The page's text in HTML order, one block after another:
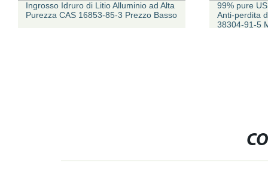
Ingrosso Idruro di Litio Alluminio ad Alta
Purezza CAS 16853-85-3 Prezzo Basso
99% pure
Anti-perdita
38304-91-5